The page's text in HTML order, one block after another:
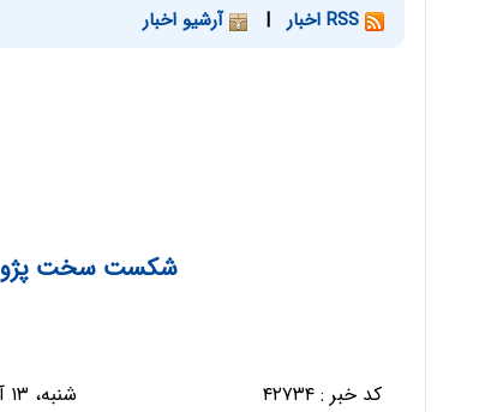
| آرشیو اخبار
شکست سخت پژو 301 وارداتی در بازار ایران
کد خبر :۴۲۷۳۴ شنبه، ۱۳ آبان ۱۳۹۶ - ۱۱:۳۵:۰۹